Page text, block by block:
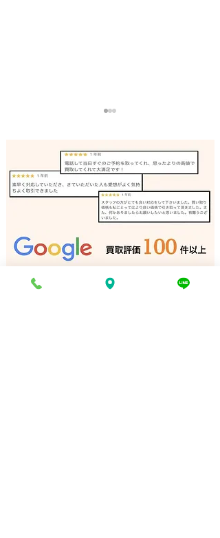
デジタルカメラ 買取 たつ
の市｜姫路の買取専門店